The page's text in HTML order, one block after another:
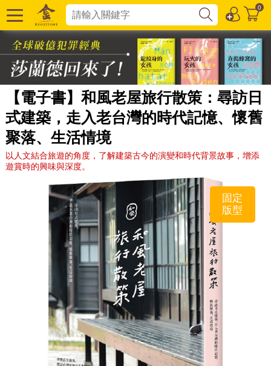
0
【電子書】和風老屋旅行散策：尋訪日
式建築，走入老台灣的時代記憶、懷舊
聚落、生活情境
以人文結合旅遊的角度，了解建築古今的演變和時代背景故事，增添
遊賞時的興味與深度。
固定
版型